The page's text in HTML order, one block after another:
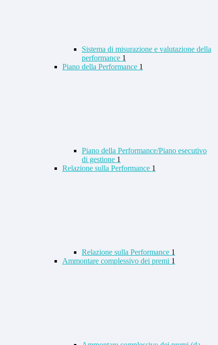
Sistema di misurazione e valutazione della
performance 1
Piano della Performance 1
Piano della Performance/Piano esecutivo
di gestione 1
Relazione sulla Performance 1
Relazione sulla Performance 1
Ammontare complessivo dei premi 1